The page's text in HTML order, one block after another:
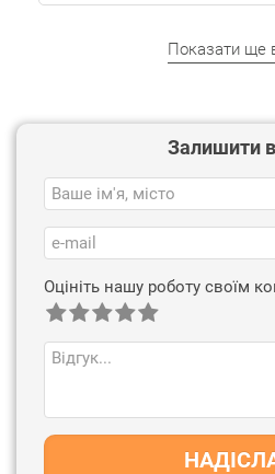
Показати ще
Залишити
Оцініть нашу роботу своїм